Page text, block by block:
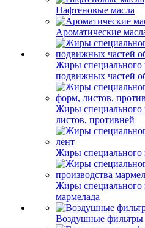
Нафтеновые масла
Ароматические
Жиры специального
подвижных частей
Жиры специального
листов, противней
Жиры специального
Жиры специального
мармелада
Воздушные фильтры